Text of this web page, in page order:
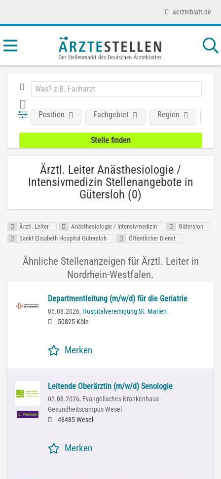
aerzteblatt.de
Position Fachgebiet Region
Ärztl. Leiter Anästhesiologie /
Intensivmedizin Stellenangebote in
Gütersloh (0)
Ärztl. Leiter Anästhesiologie / Intensivmedizin
Gütersloh
Sankt Elisabeth Hospital Gütersloh
Öffentlicher Dienst
Ähnliche Stellenanzeigen für Ärztl. Leiter in
Nordrhein-Westfalen.
Departmentleitung (m/w/d) für die Geriatrie
05.08.2026, Hospitalvereinigung St. Marien
50825 Köln
Merken
Premium
Leitende Oberärztin (m/w/d) Senologie
02.08.2026, Evangelisches Krankenhaus -
Gesundheitscampus Wesel
46485 Wesel
Merken